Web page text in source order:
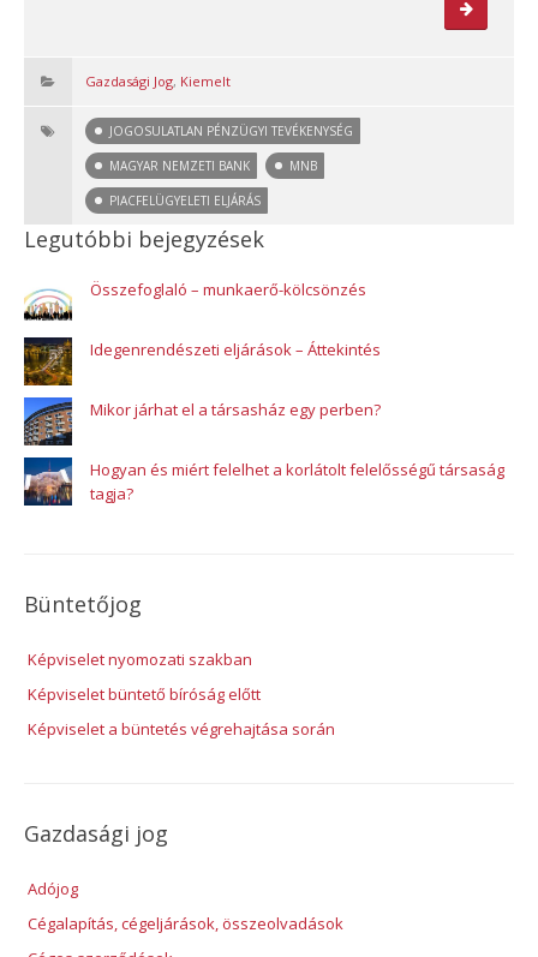
Gazdasági Jog, Kiemelt
JOGOSULATLAN PÉNZÜGYI TEVÉKENYSÉG
MAGYAR NEMZETI BANK MNB
PIACFELÜGYELETI ELJÁRÁS
Legutóbbi bejegyzések
Összefoglaló – munkaerő-kölcsönzés
Idegenrendészeti eljárások – Áttekintés
Mikor járhat el a társasház egy perben?
Hogyan és miért felelhet a korlátolt felelősségű társaság
tagja?
Büntetőjog
Képviselet nyomozati szakban
Képviselet büntető bíróság előtt
Képviselet a büntetés végrehajtása során
Gazdasági jog
Adójog
Cégalapítás, cégeljárások, összeolvadások